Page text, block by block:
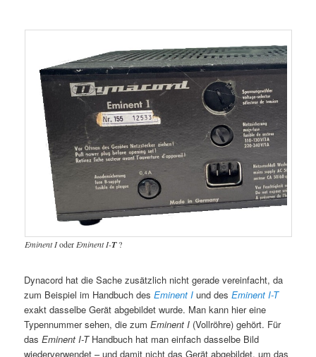
Eminent Ioder Eminent I-T?
Dynacord hat die Sache zusätzlich nicht gerade vereinfacht, da
zum Beispiel im Handbuch desEminent I und des Eminent I-T
exakt dasselbe Gerät abgebildet wurde. Man kann hier eine
Typennummer sehen, die zumEminent I (Vollröhre) gehört. Für
dasEminent I-THandbuch hat man einfach dasselbe Bild
wiederverwendet – und damit nicht das Gerät abgebildet, um das